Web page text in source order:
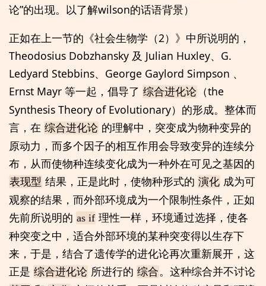
论”的出现。以了解wilson的话语背景）
正如在上一节的《社会生物学（2）》中所说明的，
Theodosius Dobzhansky 及 Julian Huxley、G.
Ledyard Stebbins、George Gaylord Simpson 、
Ernst Mayr 等一起，倡导了 综合进化论 （the
Synthesis Theory of Evolutionary）的形成。整体而
言，在 综合进化论 的理解中，突变成为物种变异的
原动力，而多个因子的相互作用会导致变异的连续分
布，从而使物种连续变化成为一种外在可见之基因的
表现型 结果，正是此时，使物种形式的 演化 成为可
观察的结果，而外部环境成为一个限制性条件，正如
先前所说明的 as if 理性一样，环境通过选择，使各
种突变之中，适合外部环境的某种突变得以生存下
来，于是，结合了遗传学的进化论再次重新展开，这
正是 综合进化论 所进行的 综合。这种综合并不讨论